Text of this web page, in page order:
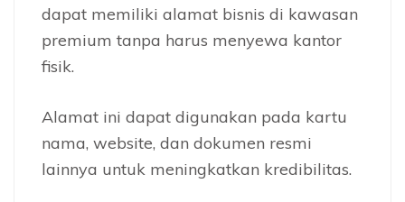
dapat memiliki alamat bisnis di kawasan
premium tanpa harus menyewa kantor
fisik.
Alamat ini dapat digunakan pada kartu
nama, website, dan dokumen resmi
lainnya untuk meningkatkan kredibilitas.